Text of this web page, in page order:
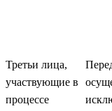
Третьи лица,
участвующие в
процессе